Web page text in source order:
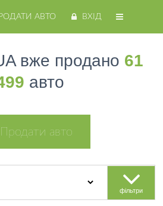
АВТО ВХІД
вже продано 61
авто
Продати авто
фільтри